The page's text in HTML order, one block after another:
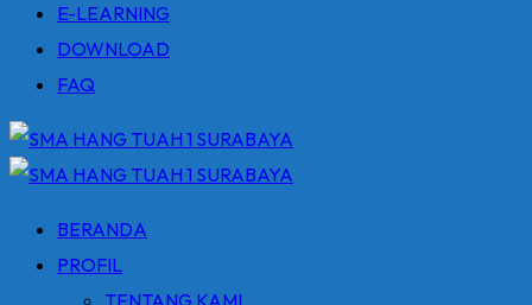
E-LEARNING
DOWNLOAD
FAQ
BERANDA
PROFIL
TENTANG KAMI